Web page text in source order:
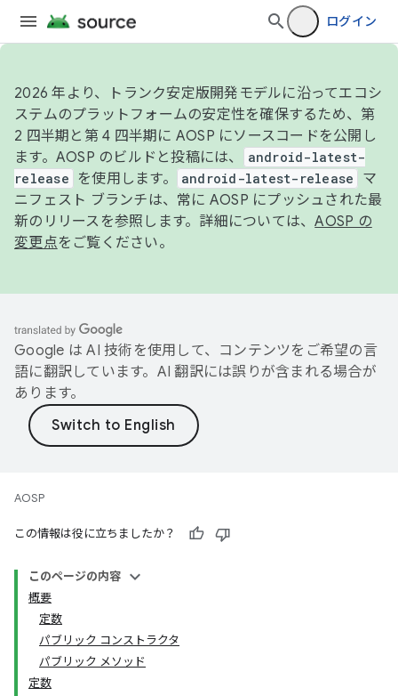
ログイン
2026 年より、トランク安定版開発モデルに沿ってエコシ
ステムのプラットフォームの安定性を確保するため、第
2 四半期と第 4 四半期に AOSP にソースコードを公開し
ます。AOSP のビルドと投稿には、
android-latest-
release
を使用します。 android-latest-release
マ
ニフェスト ブランチは、常に AOSP にプッシュされた最
新のリリースを参照します。詳細については、AOSP の
変更点をご覧ください。
Google は AI 技術を使用して、コンテンツをご希望の言
語に翻訳しています。AI 翻訳には誤りが含まれる場合が
あります。
AOSP
この情報は役に立ちましたか？
このページの内容
概要
定数
パブリック コンストラクタ
パブリック メソッド
定数